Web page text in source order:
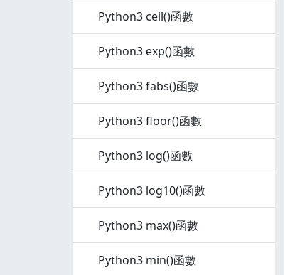
Python3 ceil()函數
Python3 exp()函數
Python3 fabs()函數
Python3 floor()函數
Python3 log()函數
Python3 log10()函數
Python3 max()函數
Python3 min()函數